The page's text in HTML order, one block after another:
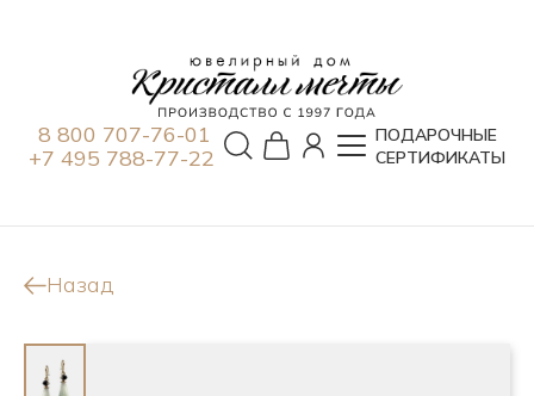
8 800 707-76-01
+7 495 788-77-22
ПОДАРОЧНЫЕ
СЕРТИФИКАТЫ
Назад